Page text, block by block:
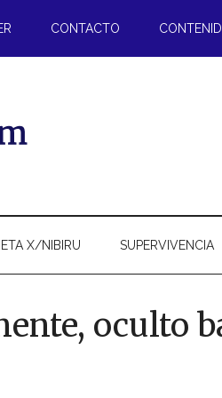
CONTACTO
X/NIBIRU SUPERVIVENCIA
oculto